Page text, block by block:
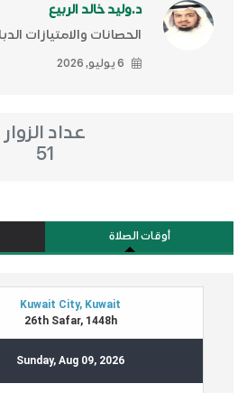
د.وليد خالد الربيع
الحصانات والامتيازات
6 يوليو, 2026
عداد الزوار
51
أوقات الصلاة